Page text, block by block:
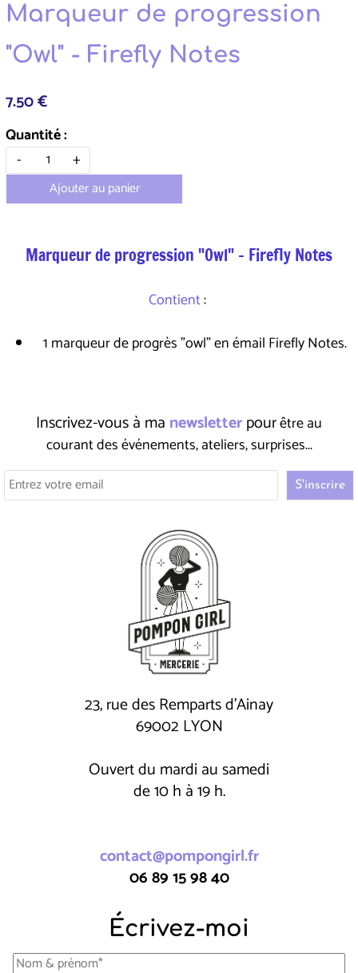
Marqueur de progression
"Owl" - Firefly Notes
7.50 €
Quantité :
-
+
Ajouter au panier
Marqueur de progression "Owl" - Firefly Notes
Contient:
1 marqueur de progrès "owl" en émail Firefly Notes.
Inscrivez-vous à ma newsletterpourêtre au
courant des événements, ateliers, surprises...
23, rue des Remparts d'Ainay
69002 LYON
Ouvert du mardi au samedi
de 10 h à 19 h.
contact@pompongirl.fr
06 89 15 98 40
Écrivez-moi